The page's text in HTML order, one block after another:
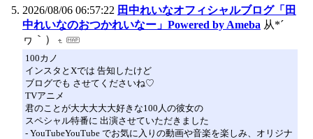
2026/08/06 06:57:22 田中れいなオフィシャルブログ「田
中れいなのおつかれいなー」Powered by Ameba 从*´
ヮ｀）
100カノ
インスタとXでは 告知したけど
ブログでも させてくださいね♡
TVアニメ
君のことが大大大大大好きな100人の彼女の
スペシャル特番に 出演させていただきました
- YouTubeYouTube でお気に入りの動画や音楽を楽しみ、オリジナ